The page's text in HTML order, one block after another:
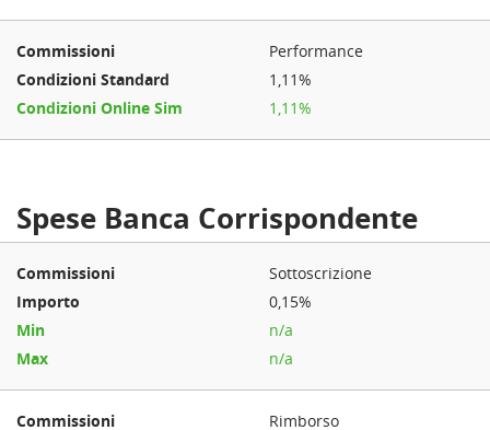
Performance
1,11%
1,11%
Spese Banca Corrispondente
Sottoscrizione
0,15%
n/a
n/a
Rimborso